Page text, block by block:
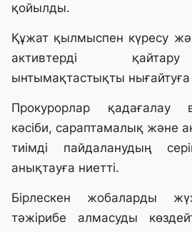
қойылды.
Құжат қылмыспен күресу
активтерді
ынтымақтастықты нығайтуға
Прокурорлар қадағалау
кәсіби, сараптамалық және
тиімді пайдаланудың
анықтауға ниетті.
Бірлескен жобаларды
тәжірибе алмасуды